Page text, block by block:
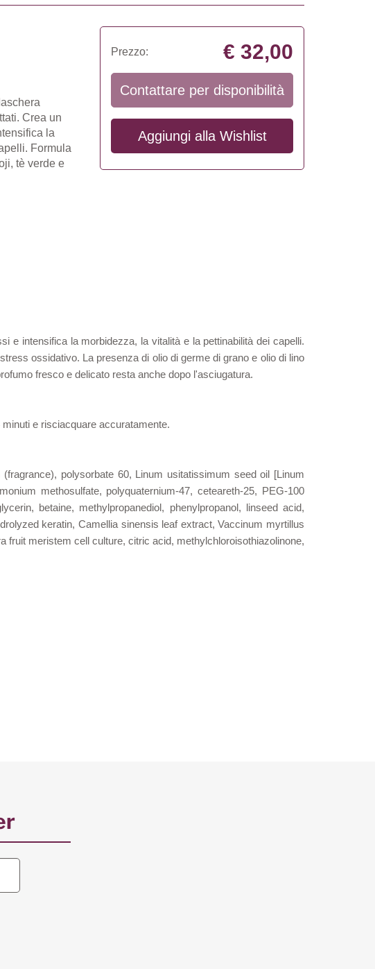
Crea un
la
Formula
tè verde e
Prezzo: € 32,00
Contattare per disponibilità
Aggiungi alla Wishlist
e intensifica la morbidezza, la vitalità e la pettinabilità dei capelli.
ossidativo. La presenza di olio di germe di grano e olio di lino
fresco e delicato resta anche dopo l'asciugatura.
e risciacquare accuratamente.
polysorbate 60, Linum usitatissimum seed oil [Linum
methosulfate, polyquaternium-47, ceteareth-25, PEG-100
betaine, methylpropanediol, phenylpropanol, linseed acid,
keratin, Camellia sinensis leaf extract, Vaccinum myrtillus
meristem cell culture, citric acid, methylchloroisothiazolinone,